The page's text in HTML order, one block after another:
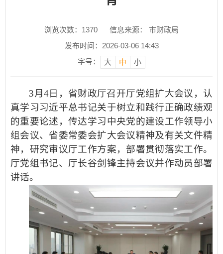
浏览次数： 1370
信息来源： 市财政局
发布时间：2026-03-06 14:43
字号：
大 中 小
3月4日，省财政厅召开厅党组扩大会议，认
真学习习近平总书记关于树立和践行正确政绩观
的重要论述，传达学习中央党的建设工作领导小
组会议、省委常委会扩大会议精神及有关文件精
神，研究审议厅工作方案，部署贯彻落实工作。
厅党组书记、厅长谷剑锋主持会议并作动员部署
讲话。